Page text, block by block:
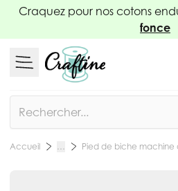
Allez au contenu
Craquez pour nos cotons
fonce
Accueil … Pied de biche machine